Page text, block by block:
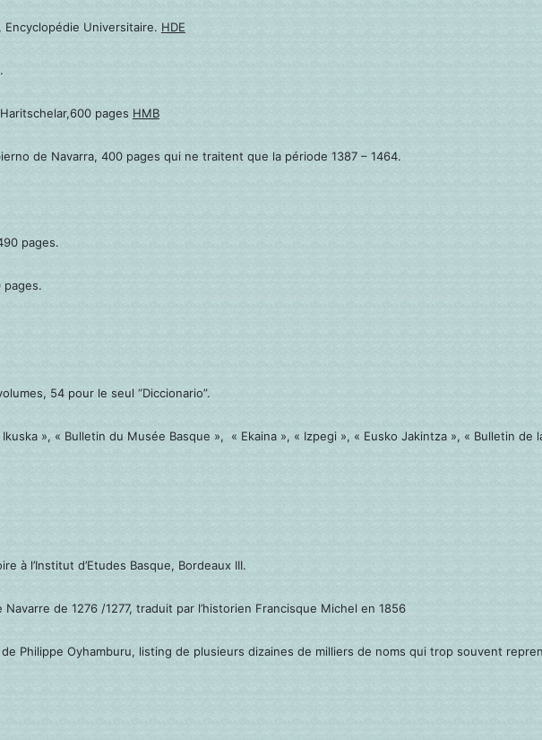
Universitaire. HDE
pages HMB
de Navarra, 400 pages qui ne traitent que la période 1387 – 1464.
pages.
pages.
54 pour le seul “Diccionario”.
Ikuska », « Bulletin du Musée Basque », « Ekaina », « Izpegi », « Eusko Jakintza », « Bulletin
à l’Institut d’Etudes Basque, Bordeaux III.
de 1276 /1277, traduit par l’historien Francisque Michel en 1856
Philippe Oyhamburu, listing de plusieurs dizaines de milliers de noms qui trop souvent